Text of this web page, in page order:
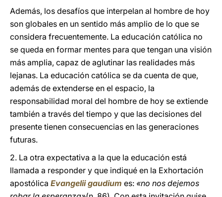
Además, los desafíos que interpelan al hombre de hoy
son globales en un sentido más amplio de lo que se
considera frecuentemente. La educación católica no
se queda en formar mentes para que tengan una visión
más amplia, capaz de aglutinar las realidades más
lejanas. La educación católica se da cuenta de que,
además de extenderse en el espacio, la
responsabilidad moral del hombre de hoy se extiende
también a través del tiempo y que las decisiones del
presente tienen consecuencias en las generaciones
futuras.
2. La otra expectativa a la que la educación está
llamada a responder y que indiqué en la Exhortación
apostólica Evangelii gaudium es: «no nos dejemos